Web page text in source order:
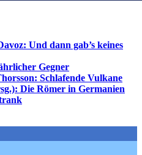
Und dann gab’s keines
Gegner
Schlafende Vulkane
Die Römer in Germanien